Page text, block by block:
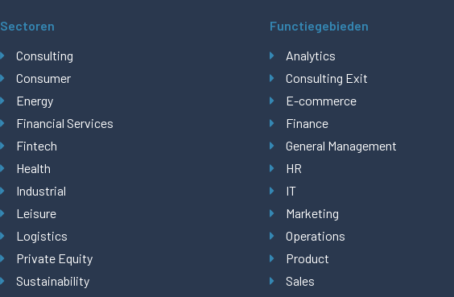
Sectoren
Consulting
Consumer
Energy
Financial Services
Fintech
Health
Industrial
Leisure
Logistics
Private Equity
Sustainability
Functiegebieden
Analytics
Consulting Exit
E-commerce
Finance
General Management
HR
IT
Marketing
Operations
Product
Sales